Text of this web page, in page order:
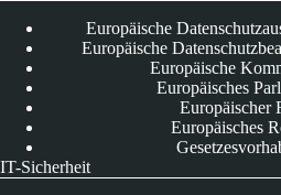
Europäische
Europäische
Europäische
Europäisches
Europäischer
Europäisches
IT-Sicherheit